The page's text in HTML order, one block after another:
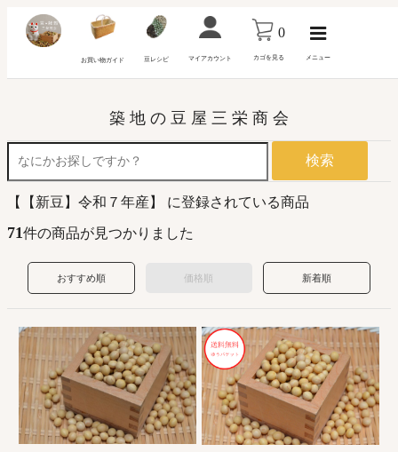
お買い物ガイド 豆レシピ マイアカウント
0
カゴを見る メニュー
築 地 の 豆 屋 三 栄 商 会
検索
【【新豆】令和７年産】 に登録されている商品
71件の商品が見つかりました
おすすめ順 価格順 新着順